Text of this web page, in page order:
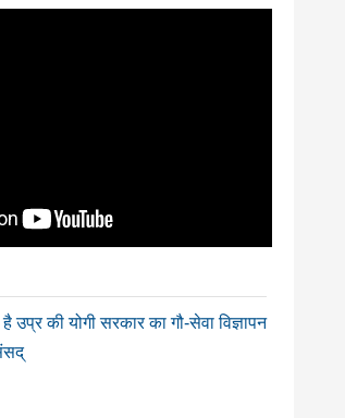
उप्र की योगी सरकार का गौ-सेवा विज्ञापन